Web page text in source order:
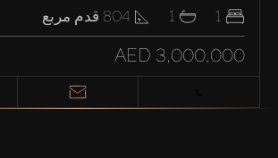
1
1
804 قدم مربع
AED 3,000,000